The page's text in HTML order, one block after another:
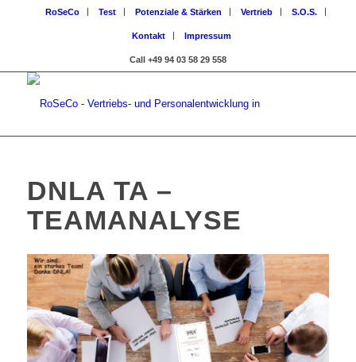
RoSeCo Test Potenziale & Stärken Vertrieb S.O.S.
Kontakt Impressum
Call +49 94 03 58 29 558
DNLA TA –
TEAMANALYSE